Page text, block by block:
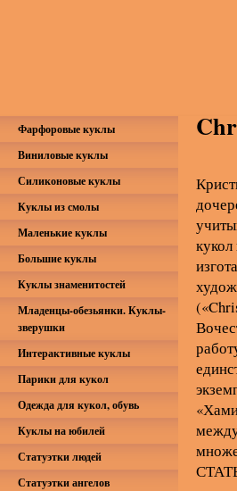
Фарфоровые куклы
Виниловые куклы
Силиконовые куклы
Куклы из смолы
Маленькие куклы
Большие куклы
Куклы знаменитостей
Младенцы-обезьянки. Куклы-
зверушки
Интерактивные куклы
Парики для кукол
Одежда для кукол, обувь
Куклы на юбилей
Статуэтки людей
Статуэтки ангелов